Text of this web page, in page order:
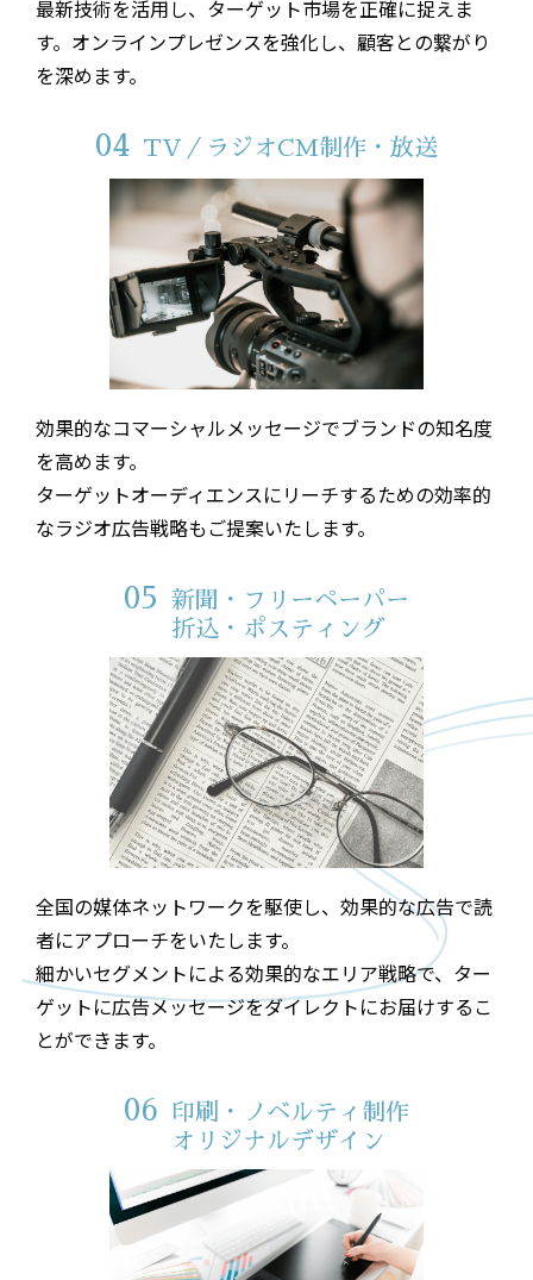
最新技術を活用し、ターゲット市場を正確に捉えま
す。オンラインプレゼンスを強化し、顧客との繋がり
を深めます。
04 TV／ラジオCM制作・放送
効果的なコマーシャルメッセージでブランドの知名度
を高めます。
ターゲットオーディエンスにリーチするための効率的
なラジオ広告戦略もご提案いたします。
05
新聞・フリーペーパー
折込・ポスティング
全国の媒体ネットワークを駆使し、効果的な広告で読
者にアプローチをいたします。
細かいセグメントによる効果的なエリア戦略で、ター
ゲットに広告メッセージをダイレクトにお届けするこ
とができます。
06
印刷・ノベルティ制作
オリジナルデザイン